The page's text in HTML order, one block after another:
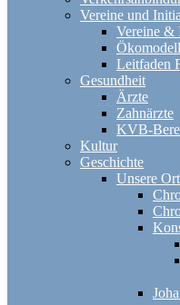
Vereine und
Vereine &
Leitfaden
Gesundheit
Ärzte
Zahnärzte
KVB-
Kultur
Geschichte
Unsere